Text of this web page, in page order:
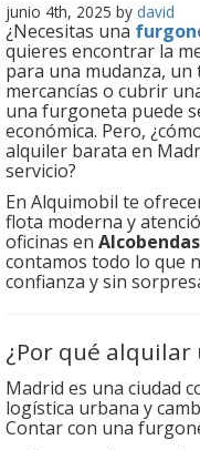
junio 4th, 2025 by david
¿Necesitas una
quieres encontrar la
para una mudanza,
mercancías o cubrir
una furgoneta puede
económica. Pero,
alquiler barata en
servicio?
En Alquimobil te
flota moderna y
oficinas en Alcobendas
contamos todo lo que
confianza y sin
¿Por qué
Madrid es una ciudad
logística urbana y
Contar con una